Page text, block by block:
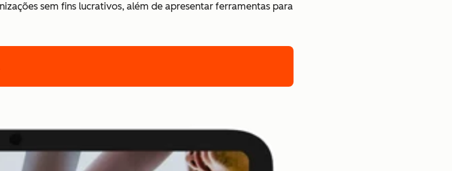
sem fins lucrativos, além de apresentar ferramentas para